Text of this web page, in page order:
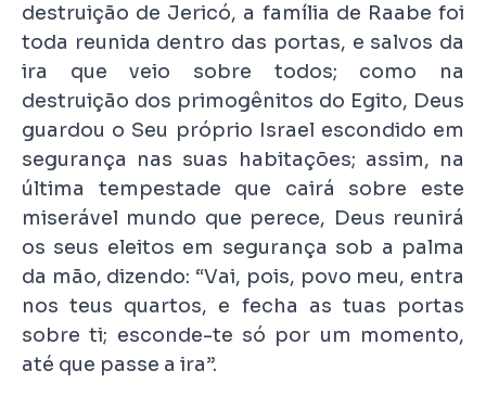
destruição de Jericó, a família de Raabe foi
toda reunida dentro das portas, e salvos da
ira que veio sobre todos; como na
destruição dos primogênitos do Egito, Deus
guardou o Seu próprio Israel escondido em
segurança nas suas habitações; assim, na
última tempestade que cairá sobre este
miserável mundo que perece, Deus reunirá
os seus eleitos em segurança sob a palma
da mão, dizendo: “Vai, pois, povo meu, entra
nos teus quartos, e fecha as tuas portas
sobre ti; esconde-te só por um momento,
até que passe a ira”.